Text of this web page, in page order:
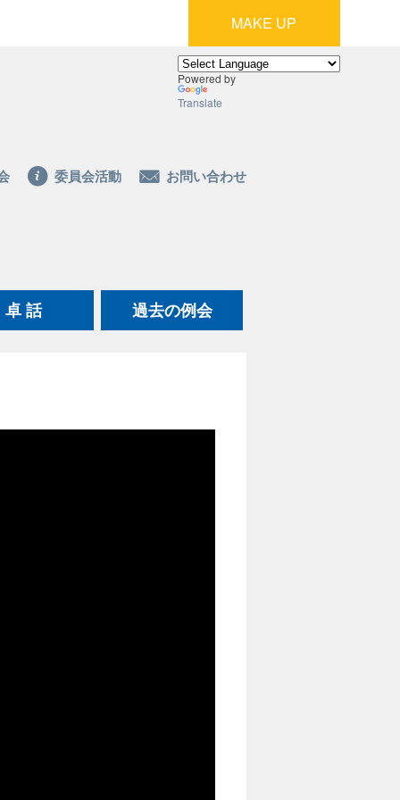
MAKE UP
Powered by
Translate
委員会活動 お問い合わせ
卓 話 過去の例会